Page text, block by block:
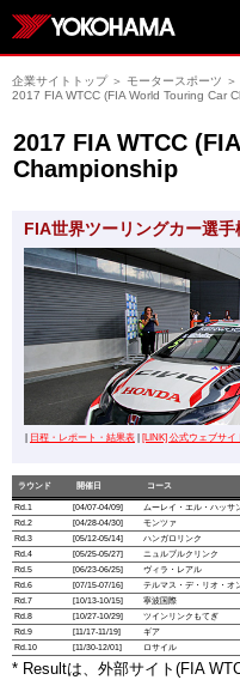
企業サイトトップ＞ モータースポーツ ＞
2017 FIA WTCC (FIA World Touring Car
2017 FIA WTCC
Championship
FIA世界ツーリングカー選
日程・レポート・結果表 [LINK] 公式ウェブサイ
ラウンド 開催日 コース
Rd.1
[04/07-04/09] ムーレイ・エル・ハッサ
Rd.2
[04/28-04/30] モンツァ
Rd.3
[05/12-05/14] ハンガロリンク
Rd.4
[05/25-05/27] ニュルブルクリンク
Rd.5
[06/23-06/25] ヴィラ・レアル
Rd.6
[07/15-07/16] テルマス・デ・リオ・オ
Rd.7
[10/13-10/15] 寧波国際
Rd.8
[10/27-10/29] ツインリンクもてぎ
Rd.9
[11/17-11/19] ギア
Rd.10
[11/30-12/01] ロサイル
* Resultは、外部サイト(FIA